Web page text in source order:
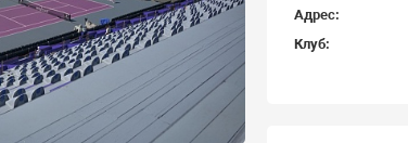
Адрес:
Клуб: